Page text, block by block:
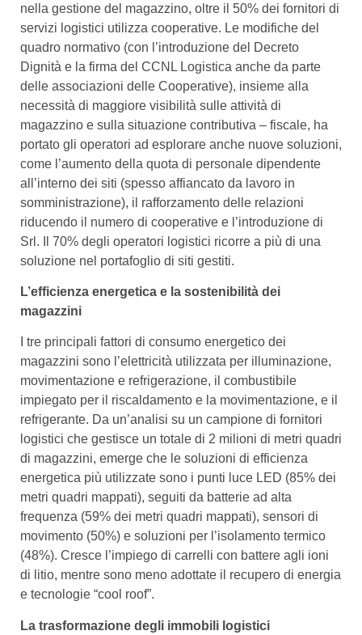
nella gestione del magazzino, oltre il 50% dei fornitori di
servizi logistici utilizza cooperative. Le modifiche del
quadro normativo (con l’introduzione del Decreto
Dignità e la firma del CCNL Logistica anche da parte
delle associazioni delle Cooperative), insieme alla
necessità di maggiore visibilità sulle attività di
magazzino e sulla situazione contributiva – fiscale, ha
portato gli operatori ad esplorare anche nuove soluzioni,
come l’aumento della quota di personale dipendente
all’interno dei siti (spesso affiancato da lavoro in
somministrazione), il rafforzamento delle relazioni
riducendo il numero di cooperative e l’introduzione di
Srl. Il 70% degli operatori logistici ricorre a più di una
soluzione nel portafoglio di siti gestiti.
L’efficienza energetica e la sostenibilità dei
magazzini
I tre principali fattori di consumo energetico dei
magazzini sono l’elettricità utilizzata per illuminazione,
movimentazione e refrigerazione, il combustibile
impiegato per il riscaldamento e la movimentazione, e il
refrigerante. Da un’analisi su un campione di fornitori
logistici che gestisce un totale di 2 milioni di metri quadri
di magazzini, emerge che le soluzioni di efficienza
energetica più utilizzate sono i punti luce LED (85% dei
metri quadri mappati), seguiti da batterie ad alta
frequenza (59% dei metri quadri mappati), sensori di
movimento (50%) e soluzioni per l’isolamento termico
(48%). Cresce l’impiego di carrelli con battere agli ioni
di litio, mentre sono meno adottate il recupero di energia
e tecnologie “cool roof”.
La trasformazione degli immobili logistici